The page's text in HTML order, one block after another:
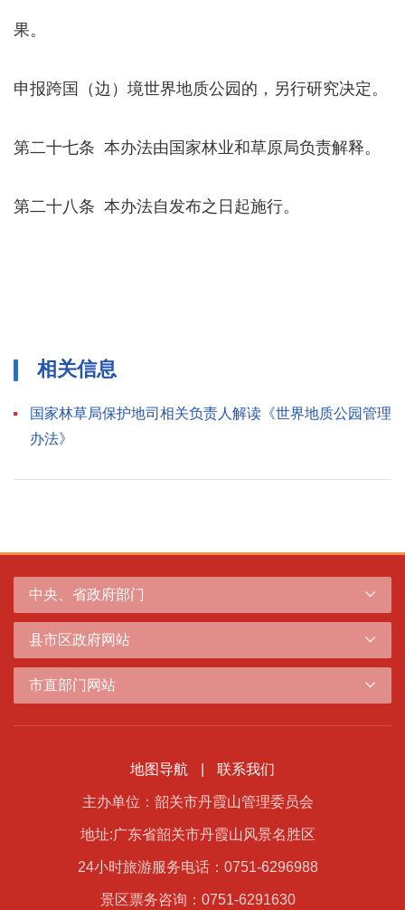
果。
申报跨国（边）境世界地质公园的，另行研究决定。
第二十七条 本办法由国家林业和草原局负责解释。
第二十八条 本办法自发布之日起施行。
相关信息
国家林草局保护地司相关负责人解读《世界地质公园管理
办法》
中央、省政府部门
县市区政府网站
市直部门网站
地图导航 联系我们
主办单位：韶关市丹霞山管理委员会
地址:广东省韶关市丹霞山风景名胜区
24小时旅游服务电话：0751-6296988
景区票务咨询：0751-6291630